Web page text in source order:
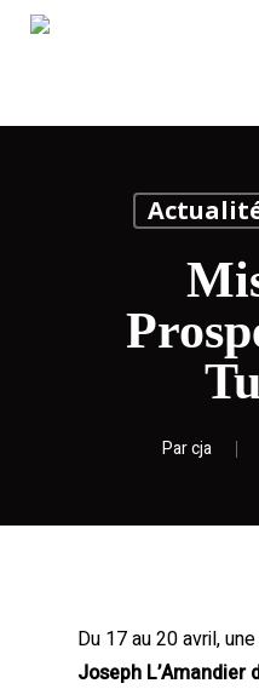
Skip
Parcja
Du 17 au 20 avril,
Joseph L’Amandier